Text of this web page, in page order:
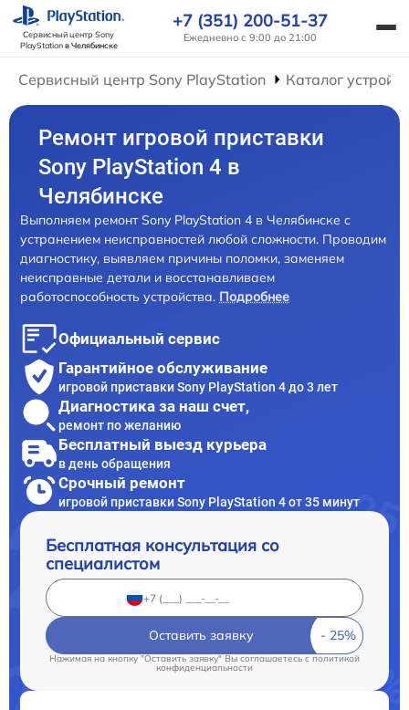
Сервисный центр Sony
PlayStationв Челябинске
+7 (351) 200-51-37
Ежедневно с 9:00 до 21:00
Сервисный центр Sony PlayStation Каталог
Ремонт игровой приставки
Sony PlayStation 4 в
Челябинске
Выполняем ремонт Sony PlayStation 4 в Челябинске с
устранением неисправностей любой сложности. Проводим
диагностику, выявляем причины поломки, заменяем
неисправные детали и восстанавливаем
работоспособность устройства. Подробнее
Официальный сервис
Гарантийное обслуживание
игровой приставки Sony PlayStation 4 до 3 лет
Диагностика за наш счет,
ремонт по желанию
Бесплатный выезд курьера
в день обращения
Срочный ремонт
игровой приставки Sony PlayStation 4 от 35 минут
Бесплатная консультация со
специалистом
Оставить заявку
Нажимая на кнопку "Оставить заявку" Вы соглашаетесь cполитикой
конфиденциальности